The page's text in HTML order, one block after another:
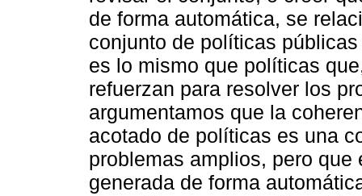
de forma automática, se
conjunto de políticas
es lo mismo que políticas
refuerzan para resolver los
argumentamos que la
acotado de políticas es una
problemas amplios, pero
generada de forma